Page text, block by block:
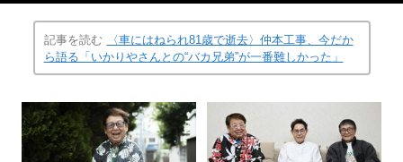
記事を読む
〈車にはねられ81歳で逝去〉仲本工事、今だか
ら語る「いかりやさんとの“バカ兄弟”が一番難しかった」